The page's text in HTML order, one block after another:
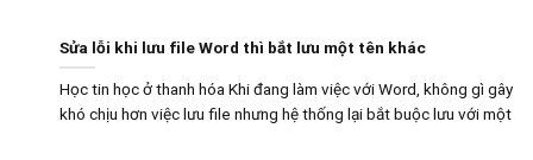
Sửa lỗi khi lưu file Word thì bắt lưu một tên khác
Học tin học ở thanh hóa Khi đang làm việc với Word, không gì gây
khó chịu hơn việc lưu file nhưng hệ thống lại bắt buộc lưu với một